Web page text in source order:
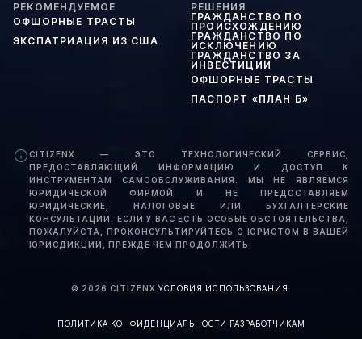
РЕКОМЕНДУЕМОЕ
ОФШОРНЫЕ ТРАСТЫ
ЭКСПАТРИАЦИЯ ИЗ США
РЕШЕНИЯ
ГРАЖДАНСТВО ПО
ПРОИСХОЖДЕНИЮ
ГРАЖДАНСТВО ПО
ИСКЛЮЧЕНИЮ
ГРАЖДАНСТВО ЗА
ИНВЕСТИЦИИ
ОФШОРНЫЕ ТРАСТЫ
ПАСПОРТ «ПЛАН Б»
CITIZENX — ЭТО ТЕХНОЛОГИЧЕСКИЙ СЕРВИС,
ПРЕДОСТАВЛЯЮЩИЙ ИНФОРМАЦИЮ И ДОСТУП К
ИНСТРУМЕНТАМ САМООБСЛУЖИВАНИЯ. МЫ НЕ ЯВЛЯЕМСЯ
ЮРИДИЧЕСКОЙ ФИРМОЙ И НЕ ПРЕДОСТАВЛЯЕМ
ЮРИДИЧЕСКИЕ, НАЛОГОВЫЕ ИЛИ БУХГАЛТЕРСКИЕ
КОНСУЛЬТАЦИИ. ЕСЛИ У ВАС ЕСТЬ ОСОБЫЕ ОБСТОЯТЕЛЬСТВА,
ПОЖАЛУЙСТА, ПРОКОНСУЛЬТИРУЙТЕСЬ С ЮРИСТОМ В ВАШЕЙ
ЮРИСДИКЦИИ, ПРЕЖДЕ ЧЕМ ПРОДОЛЖИТЬ.
© 2026 CITIZENX ·УСЛОВИЯ ИСПОЛЬЗОВАНИЯ ·
ПОЛИТИКА КОНФИДЕНЦИАЛЬНОСТИ ·РАЗРАБОТЧИКАМ